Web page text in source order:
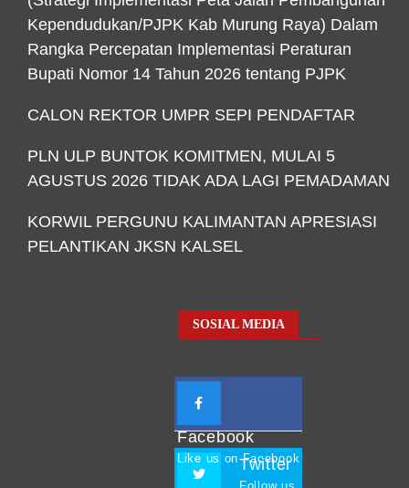
Kependudukan/PJPK Kab Murung Raya) Dalam
Rangka Percepatan Implementasi Peraturan
Bupati Nomor 14 Tahun 2026 tentang PJPK
CALON REKTOR UMPR SEPI PENDAFTAR
PLN ULP BUNTOK KOMITMEN, MULAI 5
AGUSTUS 2026 TIDAK ADA LAGI PEMADAMAN
KORWIL PERGUNU KALIMANTAN APRESIASI
PELANTIKAN JKSN KALSEL
SOSIAL MEDIA
Facebook
Like us on Facebook
Twitter